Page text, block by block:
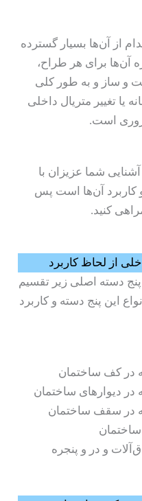
از آن‌ها بسیار گسترده
آن‌ها برای هر طراح،
و ساز و به طور کلی
تغییر متریال داخلی
است.
شما عزیزان با
کاربرد آن‌ها است پس
کنید.
از لحاظ کاربرد
دسته اصلی زیر تقسیم
این پنج دسته و کاربرد
در کف ساختمان
در دیوارهای ساختمان
در سقف ساختمان
ساختمان
و در و پنجره